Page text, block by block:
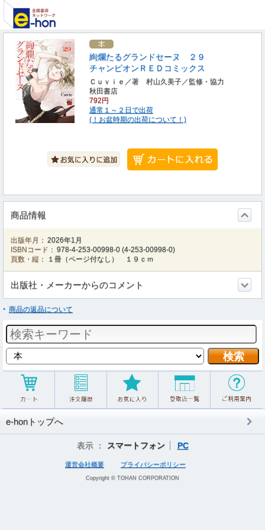
絢爛たるグランドセーヌ ２９
チャンピオンＲＥＤコミックス
Ｃｕｖｉｅ／著 村山久美子／監修・協力
秋田書店
792円
通常１～２日で出荷
(！お盆時期の出荷について！)
商品情報
出版年月： 2026年1月
ISBNコード： 978-4-253-00998-0 (4-253-00998-0)
頁数・縦：
１冊（ページ付なし） １９ｃｍ
出版社・メーカーからのコメント
商品の返品について
e-honトップへ
表示 ： スマートフォン PC
運営会社概要 プライバシーポリシー
Copyright © TOHAN CORPORATION